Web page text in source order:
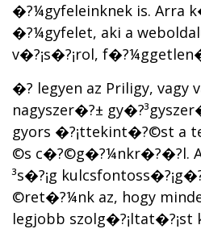
�?¼gyfeleinknek is. Arra
�?¼gyfelet, aki a
v�?¡s�?¡rol,
�? legyen az Priligy, vagy
nagyszer�?±
gyors �?¡ttekint�?©st a
©s c�?©g�?¼nkr�?�?l.
³s�?¡g
©ret�?¼nk az, hogy
legjobb szolg�?¡ltat�?¡st